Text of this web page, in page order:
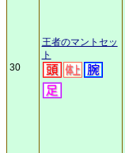
30
王者のマントセッ
ト